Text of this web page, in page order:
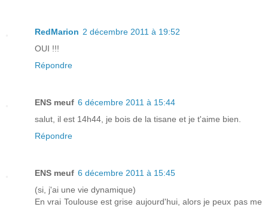
RedMarion 2 décembre 2011 à 19:52
OUI !!!
Répondre
ENS meuf 6 décembre 2011 à 15:44
salut, il est 14h44, je bois de la tisane et je t'aime bien.
Répondre
ENS meuf 6 décembre 2011 à 15:45
(si, j'ai une vie dynamique)
En vrai Toulouse est grise aujourd'hui, alors je peux pas me